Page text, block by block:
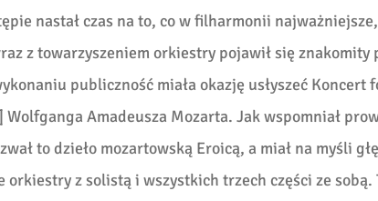
nastał czas na to, co w filharmonii
z towarzyszeniem orkiestry pojawił się znakomity
publiczność miała okazję usłyszeć
Amadeusza Mozarta. Jak wspomniał
to dzieło mozartowską Eroicą, a miał na myśli
orkiestry z solistą i wszystkich trzech części ze